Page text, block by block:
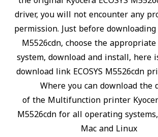
driver, you will not encounter any
permission. Just before downloading
M5526cdn, choose the
system, download and install, here
download link ECOSYS M5526cdn
Where you can download the
of the Multifunction printer
M5526cdn for all operating
Mac and Linux